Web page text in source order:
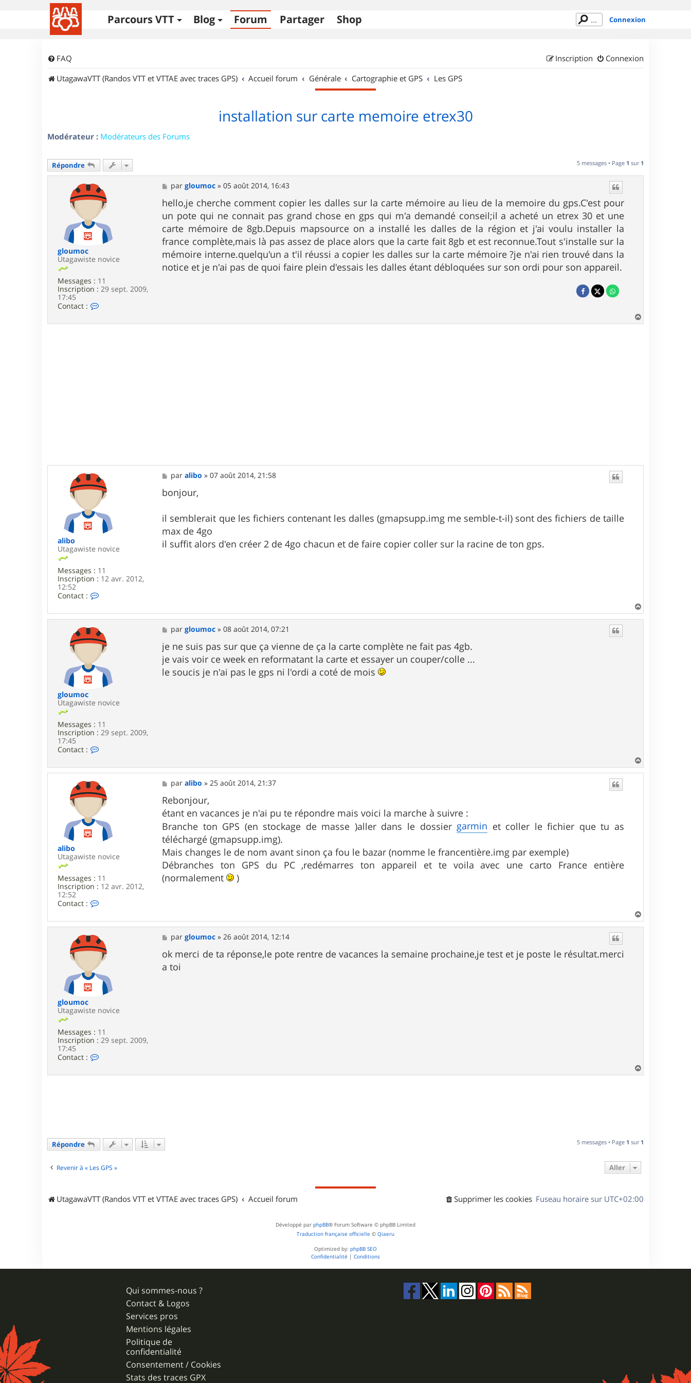
Parcours VTT Blog Forum Partager Shop Connexion
FAQ Connexion
Inscription
UtagawaVTT (Randos VTT et VTTAE avec traces GPS)
Accueil forum Générale Cartographie et GPS Les GPS
installation sur carte memoire etrex30
Modérateur : Modérateurs des Forums
Répondre 5 messages • Page 1 sur 1
gloumoc
Utagawiste novice
Messages : 11
Inscription : 29 sept. 2009,
17:45
Contact :
M
e
s
s
a
g
e
pargloumoc »05 août 2014, 16:43
hello,je cherche comment copier les dalles sur la carte mémoire au lieu de la memoire du gps.C'est pour
un pote qui ne connait pas grand chose en gps qui m'a demandé conseil;il a acheté un etrex 30 et une
carte mémoire de 8gb.Depuis mapsource on a installé les dalles de la région et j'ai voulu installer la
france complète,mais là pas assez de place alors que la carte fait 8gb et est reconnue.Tout s'installe sur la
mémoire interne.quelqu'un a t'il réussi a copier les dalles sur la carte mémoire ?je n'ai rien trouvé dans la
notice et je n'ai pas de quoi faire plein d'essais les dalles étant débloquées sur son ordi pour son appareil.
a
alibo
Utagawiste novice
Messages : 11
Inscription : 12 avr. 2012,
12:52
Contact :
n
t
c
t
e
a
o
M
e
s
s
g
e
paralibo »07 août 2014, 21:58
bonjour,
il semblerait que les fichiers contenant les dalles (gmapsupp.img me semble-t-il) sont des fichiers de taille
max de 4go
il suffit alors d'en créer 2 de 4go chacun et de faire copier coller sur la racine de ton gps.
a
gloumoc
Utagawiste novice
Messages : 11
Inscription : 29 sept. 2009,
17:45
Contact :
t
c
t
e
g
o
m
M
e
s
s
a
g
e
pargloumoc »08 août 2014, 07:21
je ne suis pas sur que ça vienne de ça la carte complète ne fait pas 4gb.
je vais voir ce week en reformatant la carte et essayer un couper/colle ...
le soucis je n'ai pas le gps ni l'ordi a coté de mois
a
alibo
Utagawiste novice
Messages : 11
Inscription : 12 avr. 2012,
12:52
Contact :
n
t
c
t
e
a
o
M
e
s
s
a
g
e
paralibo »25 août 2014, 21:37
Rebonjour,
étant en vacances je n'ai pu te répondre mais voici la marche à suivre :
Branche ton GPS (en stockage de masse )aller dans le dossiergarmin et coller le fichier que tu as
téléchargé (gmapsupp.img).
Mais changes le de nom avant sinon ça fou le bazar (nomme le francentière.img par exemple)
Débranches ton GPS du PC ,redémarres ton appareil et te voila avec une carto France entière
(normalement
)
a
gloumoc
Utagawiste novice
Messages : 11
Inscription : 29 sept. 2009,
17:45
Contact :
l
m
o
M
e
s
s
a
pargloumoc »26 août 2014, 12:14
ok merci de ta réponse,le pote rentre de vacances la semaine prochaine,je test et je poste le résultat.merci
a toi
a
Répondre 5 messages • Page 1 sur 1
Revenir à « Les GPS » Aller
UtagawaVTT (Randos VTT et VTTAE avec traces GPS) Accueil forum Fuseau horaire sur UTC+02:00
Supprimer les cookies
Développé par phpBB® Forum Software © phpBB Limited
Traduction française officielle © Qiaeru
Optimized by: phpBB SEO
Confidentialité | Conditions
Qui sommes-nous ?
Contact & Logos
Services pros
Mentions légales
Politique de
confidentialité
Consentement / Cookies
Stats des traces GPX